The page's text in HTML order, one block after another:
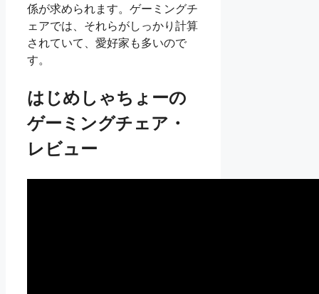
係が求められます。ゲーミングチ
ェアでは、それらがしっかり計算
されていて、愛好家も多いので
す。
はじめしゃちょーの
ゲーミングチェア・
レビュー